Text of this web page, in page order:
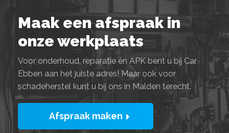
Maak een afspraak in
onze werkplaats
Voor onderhoud, reparatie én APK bent u bij Car
Ebben aan het juiste adres! Maar ook voor
schadeherstel kunt u bij ons in Malden terecht.
Afspraak maken